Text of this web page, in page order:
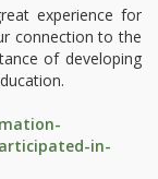
experience for
connection to the
of developing
in-